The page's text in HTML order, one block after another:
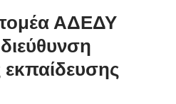
ΑΔΕΔΥ